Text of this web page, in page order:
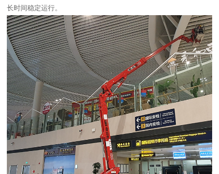
长时间稳定运行。